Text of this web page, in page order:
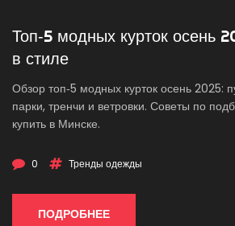
Топ‑5 модных курток осень
в стиле
Обзор топ‑5 модных курток осень 2025:
парки, тренчи и ветровки. Советы по
купить в Минске.
0 Тренды одежды
ПОДРОБНЕЕ